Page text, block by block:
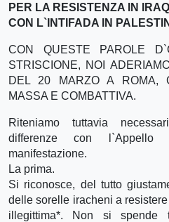
PER LA RESISTENZA IN IRAQ
CON L`INTIFADA IN
CON QUESTE PAROLE
STRISCIONE, NOI
DEL 20 MARZO A ROMA,
MASSA E COMBATTIVA.
Riteniamo tuttavia
differenze con l`Appello
manifestazione.
La prima.
Si riconosce, del tutto
delle sorelle iracheni a
illegittima*. Non si spende